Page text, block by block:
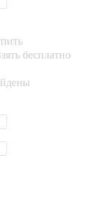
бесплатно